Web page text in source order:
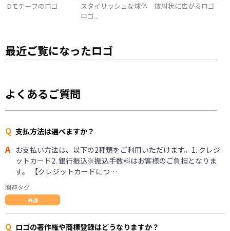
Dモチーフのロゴ
スタイリッシュな球体
ロゴ...
放射状に広がるロゴ
最近ご覧になったロゴ
よくあるご質問
Q 支払方法は選べますか？
A お支払い方法は、以下の2種類をご利用いただけます。1. クレジ
ットカード2. 銀行振込※振込手数料はお客様のご負担となりま
す。 【クレジットカードにつ…
関連タグ
共通
Q ロゴの著作権や商標登録はどうなりますか？